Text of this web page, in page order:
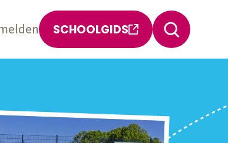
SCHOOLGIDS